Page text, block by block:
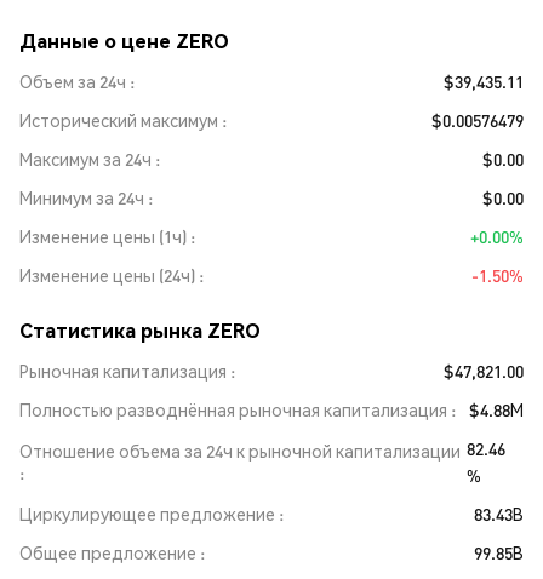
Данные о цене ZERO
Объем за 24ч
$39,435.11
Исторический максимум
$0.00576479
Максимум за 24ч
$0.00
Минимум за 24ч
$0.00
Изменение цены (1ч)
+0.00%
Изменение цены (24ч)
-1.50%
Статистика рынка ZERO
Рыночная капитализация
$47,821.00
Полностью разводнённая рыночная капитализация
$4.88M
Отношение объема за 24ч к рыночной капитализации 82.46
%
Циркулирующее предложение
83.43B
Общее предложение
99.85B